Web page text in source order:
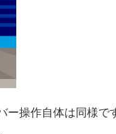
操作自体は同様